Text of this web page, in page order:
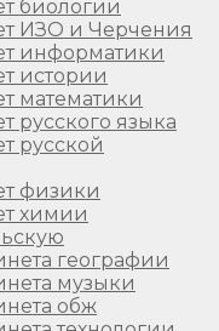
биологии
ИЗО и Черчения
информатики
истории
математики
русского языка
русской
физики
химии
географии
музыки
обж